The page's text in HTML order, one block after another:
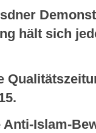
hält sich
Islam-